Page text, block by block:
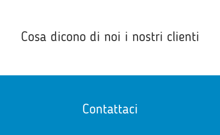
Cosa dicono di noi i nostri clienti
Contattaci